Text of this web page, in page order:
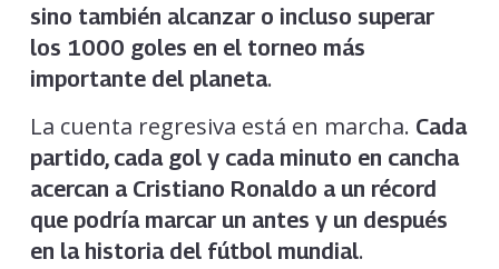
sino también alcanzar o incluso superar
los 1000 goles en el torneo más
importante del planeta.
La cuenta regresiva está en marcha. Cada
partido, cada gol y cada minuto en cancha
acercan a Cristiano Ronaldo a un récord
que podría marcar un antes y un después
en la historia del fútbol mundial.